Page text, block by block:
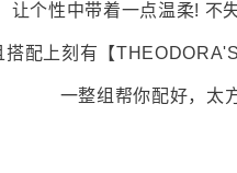
让个性中带着一点温柔! 不
搭配上刻有【
一整组帮你配好，太